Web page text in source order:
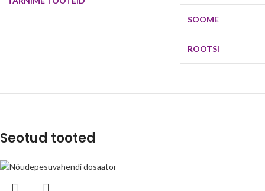
SOOME
ROOTSI
Seotud tooted